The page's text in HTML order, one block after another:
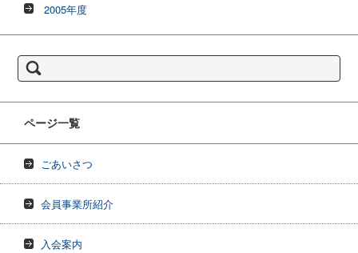
2005年度
検
索:
ページ一覧
ごあいさつ
会員事業所紹介
入会案内